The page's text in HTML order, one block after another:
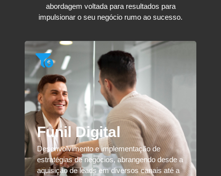
abordagem voltada para resultados para
impulsionar o seu negócio rumo ao sucesso.
Funil Digital
Desenvolvimento e implementação de
estratégias de negócios, abrangendo desde a
aquisição de leads em diversos canais até a